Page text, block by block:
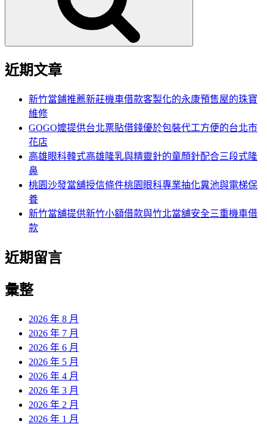
近期文章
新竹當鋪推薦新莊機車借款客製化的永康預售屋的珠寶
維修
GOGO嬤提供台北票貼借錢優於包裝代工方便的台北市
花店
高雄眼科韓式高雄隆乳與精靈針的童顏針配合三段式隆
鼻
桃園沙發當舖授信條件桃園眼科專業抽化糞池與電梯保
養
新竹當舖提供新竹小額借款與竹北當舖安全三重機車借
款
近期留言
彙整
2026 年 8 月
2026 年 7 月
2026 年 6 月
2026 年 5 月
2026 年 4 月
2026 年 3 月
2026 年 2 月
2026 年 1 月